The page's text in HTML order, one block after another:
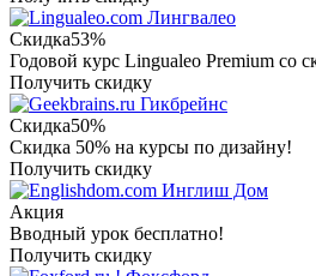
Лингвалео
Скидка53%
Годовой курс Lingualeo Premium со
Получить скидку
Гикбрейнс
Скидка50%
Скидка 50% на курсы по дизайну!
Получить скидку
Инглиш Дом
Акция
Вводный урок бесплатно!
Получить скидку